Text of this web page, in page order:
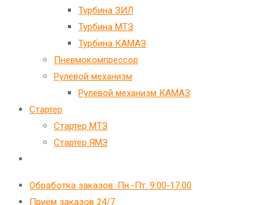
Турбина ЗИЛ
Турбина МТЗ
Турбина КАМАЗ
Пневмокомпрессор
Рулевой механизм
Рулевой механизм КАМАЗ
Стартер
Стартер МТЗ
Стартер ЯМЗ
по
Обработка заказов: Пн.-Пт. 9:00-17:00
Приём заказов 24/7